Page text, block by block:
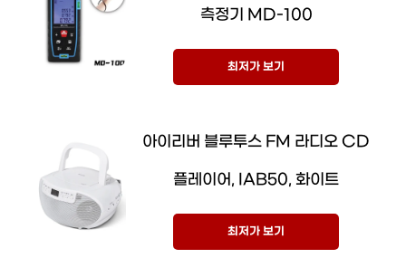
측정기 MD-100
최저가 보기
아이리버 블루투스 FM 라디오 CD
플레이어, IAB50, 화이트
최저가 보기